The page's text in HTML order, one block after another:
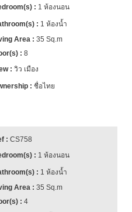
1 ห้องนอน
1 ห้องน้ำ
35 Sq.m
8
วิว เมือง
ชื่อไทย
CS758
1 ห้องนอน
1 ห้องน้ำ
35 Sq.m
4